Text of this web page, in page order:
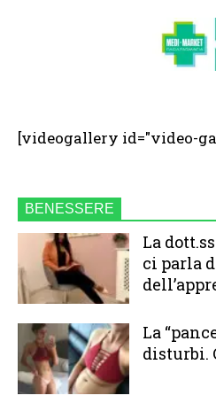
[videogallery id="video-
BENESSERE
La
ci parla
La
disturbi.